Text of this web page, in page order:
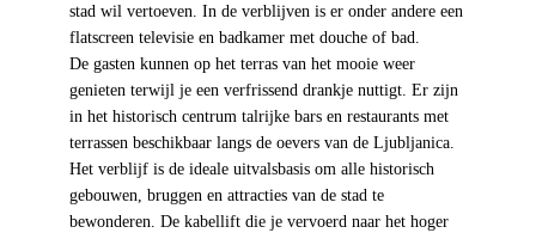
stad wil vertoeven. In de verblijven is er onder andere een
flatscreen televisie en badkamer met douche of bad.
De gasten kunnen op het terras van het mooie weer
genieten terwijl je een verfrissend drankje nuttigt. Er zijn
in het historisch centrum talrijke bars en restaurants met
terrassen beschikbaar langs de oevers van de Ljubljanica.
Het verblijf is de ideale uitvalsbasis om alle historisch
gebouwen, bruggen en attracties van de stad te
bewonderen. De kabellift die je vervoerd naar het hoger